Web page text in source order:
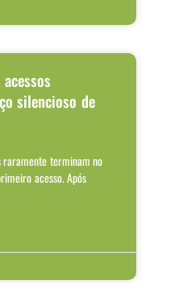
silencioso de
raramente terminam no
acesso. Após